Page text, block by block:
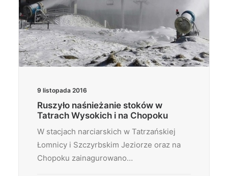
9 listopada 2016
Ruszyło naśnieżanie stoków w
Tatrach Wysokich i na Chopoku
W stacjach narciarskich w Tatrzańskiej
Łomnicy i Szczyrbskim Jeziorze oraz na
Chopoku zainagurowano…